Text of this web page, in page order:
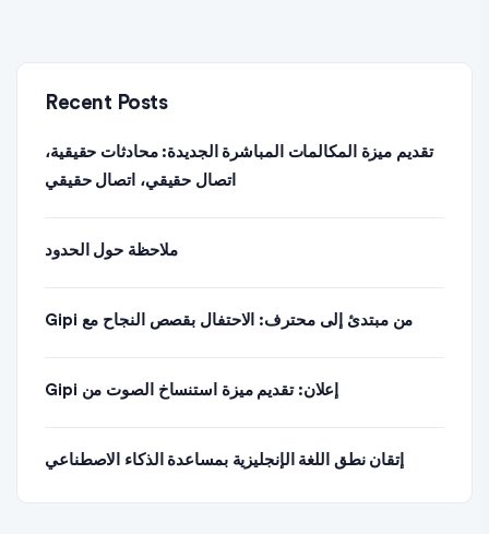
Recent Posts
تقديم ميزة المكالمات المباشرة الجديدة: محادثات حقيقية،
اتصال حقيقي، اتصال حقيقي
ملاحظة حول الحدود
من مبتدئ إلى محترف: الاحتفال بقصص النجاح مع Gipi
إعلان: تقديم ميزة استنساخ الصوت من Gipi
إتقان نطق اللغة الإنجليزية بمساعدة الذكاء الاصطناعي